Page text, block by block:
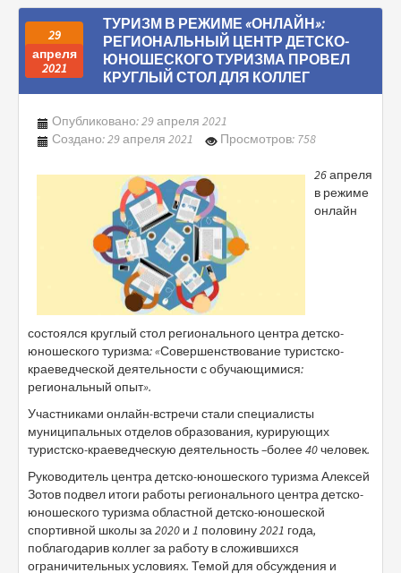
29
апреля
2021
ТУРИЗМ В РЕЖИМЕ «ОНЛАЙН»:
РЕГИОНАЛЬНЫЙ ЦЕНТР ДЕТСКО-
ЮНОШЕСКОГО ТУРИЗМА ПРОВЕЛ
КРУГЛЫЙ СТОЛ ДЛЯ КОЛЛЕГ
Опубликовано: 29 апреля 2021
Создано: 29 апреля 2021
Просмотров: 758
26 апреля
в режиме
онлайн
состоялся круглый стол регионального центра детско-
юношеского туризма: «Совершенствование туристско-
краеведческой деятельности с обучающимися:
региональный опыт».
Участниками онлайн-встречи стали специалисты
муниципальных отделов образования, курирующих
туристско-краеведческую деятельность –более 40 человек.
Руководитель центра детско-юношеского туризма Алексей
Зотов подвел итоги работы регионального центра детско-
юношеского туризма областной детско-юношеской
спортивной школы за 2020 и 1 половину 2021 года,
поблагодарив коллег за работу в сложившихся
ограничительных условиях. Темой для обсуждения и